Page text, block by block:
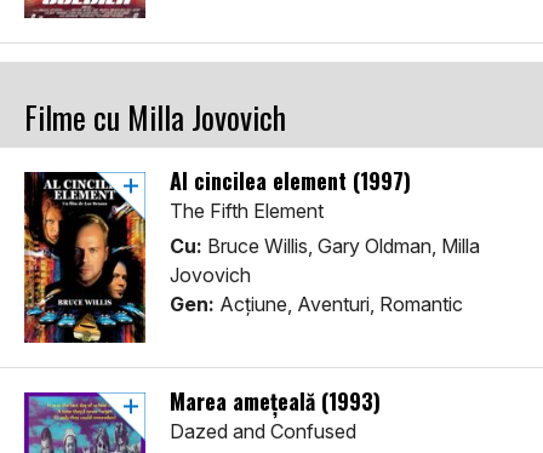
Filme cu Milla Jovovich
Al cincilea element (1997)
The Fifth Element
Cu: Bruce Willis, Gary Oldman, Milla
Jovovich
Gen: Acţiune, Aventuri, Romantic
Marea amețeală (1993)
Dazed and Confused